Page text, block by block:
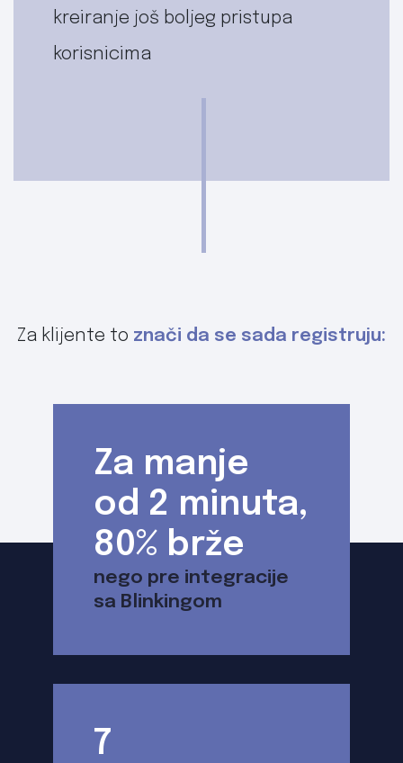
kreiranje još boljeg pristupa
korisnicima
Za klijente to znači da se sada registruju:
Za manje
od 2 minuta,
80% brže
nego pre integracije
sa Blinkingom
7